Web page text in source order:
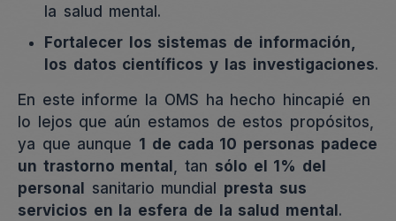
la salud mental.
Fortalecer los sistemas de información,
los datos científicos y las investigaciones.
En este informe la OMS ha hecho hincapié en
lo lejos que aún estamos de estos propósitos,
ya que aunque 1 de cada 10 personas padece
un trastorno mental , tan sólo el 1% del
personal
sanitario mundial presta sus
servicios en la esfera de la salud mental .